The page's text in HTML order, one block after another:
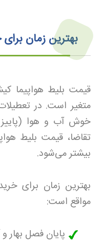
بهترین زمان
قیمت بلیط هواپیما
متغیر است. در
خوش آب و هوا (پاییز
تقاضا، قیمت بلیط
بیشتر می‌شود.
بهترین زمان برای
مواقع است:
پایان فصل بهار